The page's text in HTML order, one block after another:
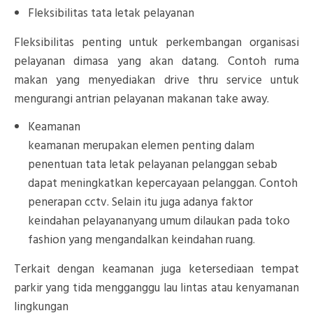
Fleksibilitas tata letak pelayanan
Fleksibilitas penting untuk perkembangan organisasi
pelayanan dimasa yang akan datang. Contoh ruma
makan yang menyediakan drive thru service untuk
mengurangi antrian pelayanan makanan take away.
Keamanan
keamanan merupakan elemen penting dalam
penentuan tata letak pelayanan pelanggan sebab
dapat meningkatkan kepercayaan pelanggan. Contoh
penerapan cctv. Selain itu juga adanya faktor
keindahan pelayananyang umum dilaukan pada toko
fashion yang mengandalkan keindahan ruang.
Terkait dengan keamanan juga ketersediaan tempat
parkir yang tida mengganggu lau lintas atau kenyamanan
lingkungan